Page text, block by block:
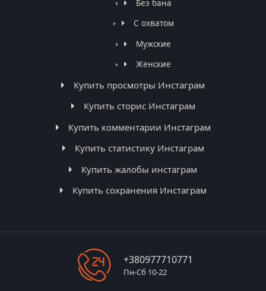
Без бана
С охватом
Мужские
Женские
Купить просмотры Инстаграм
Купить сторис Инстаграм
Купить комментарии Инстаграм
Купить статистику Инстаграм
Купить жалобы инстаграм
Купить сохранения Инстаграм
+380977710771
Пн-Сб 10-22